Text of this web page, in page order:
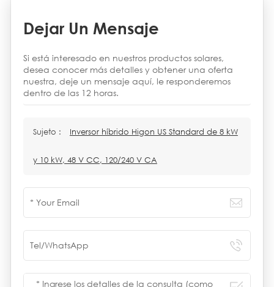
Dejar Un Mensaje
Si está interesado en nuestros productos solares,
desea conocer más detalles y obtener una oferta
nuestra, deje un mensaje aquí, le responderemos
dentro de las 12 horas.
Sujeto : Inversor híbrido Higon US Standard de 8 kW
y 10 kW, 48 V CC, 120/240 V CA